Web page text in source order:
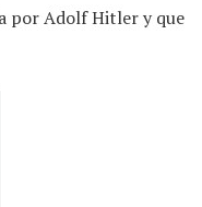
por Adolf Hitler y que